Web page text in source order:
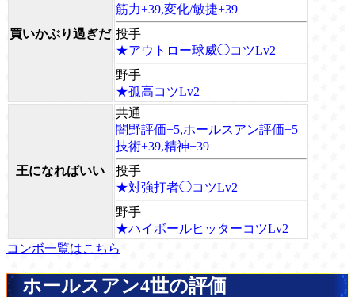
買いかぶり過ぎだ
筋力+39,変化/敏捷+39
投手
★アウトロー球威◯コツLv2
野手
★孤高コツLv2
王になればいい
共通
闇野評価+5,ホールスアン評価+5
技術+39,精神+39
投手
★対強打者◯コツLv2
野手
★ハイボールヒッターコツLv2
コンボ一覧はこちら
ホールスアン4世の評価